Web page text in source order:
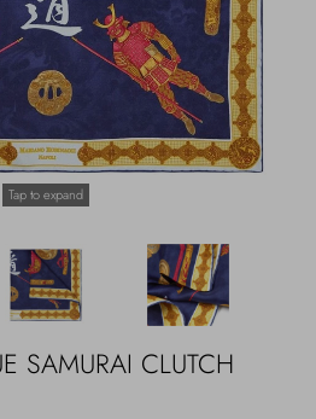
Tap to expand
SAMURAI CLUTCH